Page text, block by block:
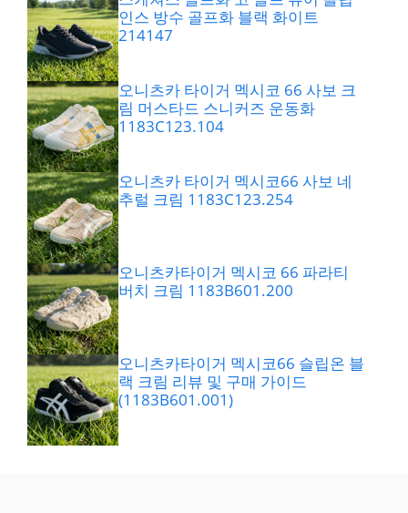
인스 방수 골프화 블랙 화이트
214147
오니츠카 타이거 멕시코 66 사보 크
림 머스타드 스니커즈 운동화
1183C123.104
오니츠카 타이거 멕시코66 사보 네
추럴 크림 1183C123.254
오니츠카타이거 멕시코 66 파라티
버치 크림 1183B601.200
오니츠카타이거 멕시코66 슬립온 블
랙 크림 리뷰 및 구매 가이드
(1183B601.001)